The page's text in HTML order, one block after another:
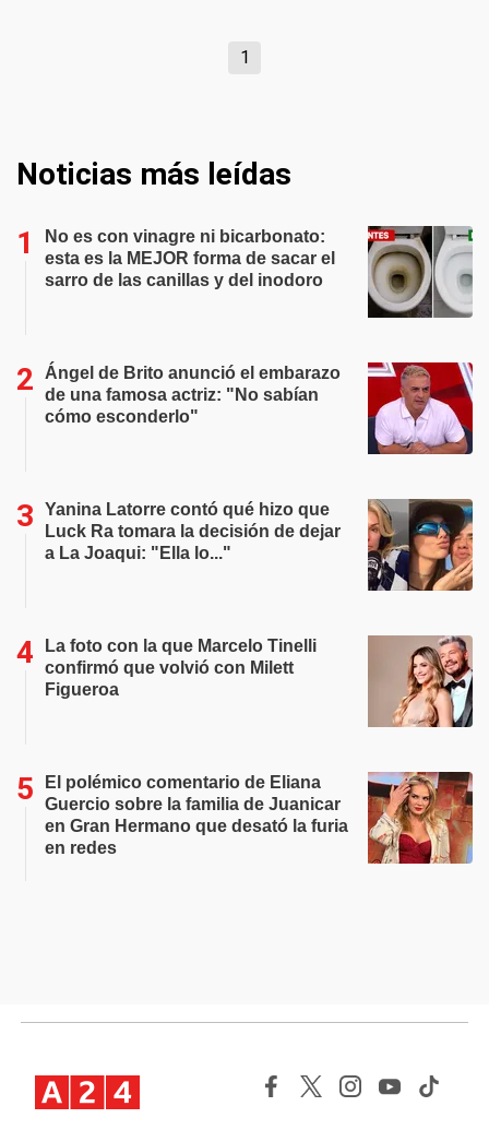
1
Noticias más leídas
No es con vinagre ni bicarbonato:
esta es la MEJOR forma de sacar el
sarro de las canillas y del inodoro
Ángel de Brito anunció el embarazo
de una famosa actriz: "No sabían
cómo esconderlo"
Yanina Latorre contó qué hizo que
Luck Ra tomara la decisión de dejar
a La Joaqui: "Ella lo..."
La foto con la que Marcelo Tinelli
confirmó que volvió con Milett
Figueroa
El polémico comentario de Eliana
Guercio sobre la familia de Juanicar
en Gran Hermano que desató la furia
en redes